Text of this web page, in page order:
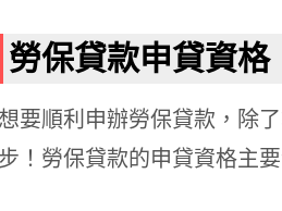
勞保貸款申貸資
要順利申辦勞保貸款，除
步！勞保貸款的申貸資格主